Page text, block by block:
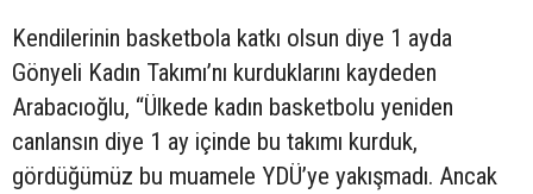
Kendilerinin basketbola katkı olsun diye 1 ayda
Gönyeli Kadın Takımı’nı kurduklarını kaydeden
Arabacıoğlu, “Ülkede kadın basketbolu yeniden
canlansın diye 1 ay içinde bu takımı kurduk,
gördüğümüz bu muamele YDÜ’ye yakışmadı. Ancak